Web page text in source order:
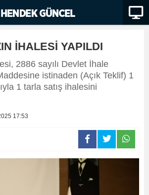
İHALESİ YAPILDI
2886 sayılı Devlet İhale
istinaden (Açık Teklif) 1
1 tarla satış ihalesini
17:53